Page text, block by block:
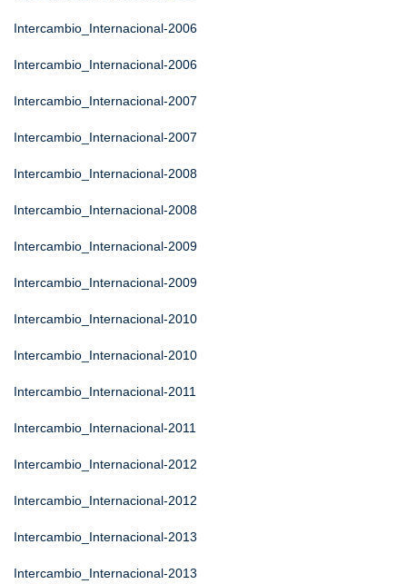
Intercambio_Internacional-2006
Intercambio_Internacional-2006
Intercambio_Internacional-2007
Intercambio_Internacional-2007
Intercambio_Internacional-2008
Intercambio_Internacional-2008
Intercambio_Internacional-2009
Intercambio_Internacional-2009
Intercambio_Internacional-2010
Intercambio_Internacional-2010
Intercambio_Internacional-2011
Intercambio_Internacional-2011
Intercambio_Internacional-2012
Intercambio_Internacional-2012
Intercambio_Internacional-2013
Intercambio_Internacional-2013